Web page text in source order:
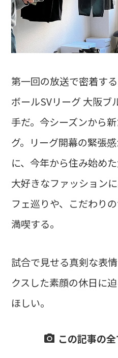
第一回の放送で密着す
ボールSVリーグ 大阪ブ
手だ。今シーズンから
グ。リーグ開幕の緊張
に、今年から住み始め
大好きなファッション
フェ巡りや、こだわり
満喫する。
試合で見せる真剣な表
クスした素顔の休日に
ほしい。
この記事の